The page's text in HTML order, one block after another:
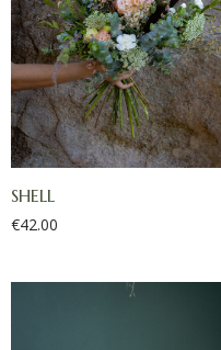
SHELL
€42.00